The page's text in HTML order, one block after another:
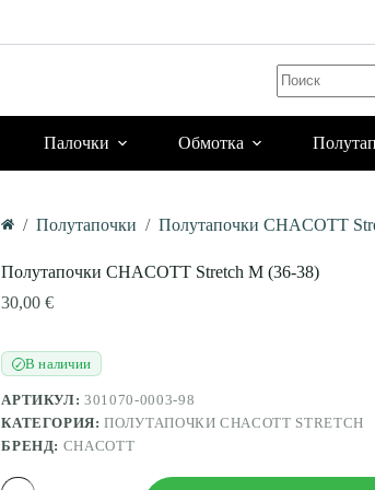
Ничего
не
найдено
Палочки Обмотка
/ Полутапочки / Полутапочки CHACOTT
Полутапочки CHACOTT Stretch M (36-38)
30,00€
✓В наличии
АРТИКУЛ:301070-0003-98
КАТЕГОРИЯ:ПОЛУТАПОЧКИ CHACOTT STRETCH
БРЕНД: CHACOTT
Количество